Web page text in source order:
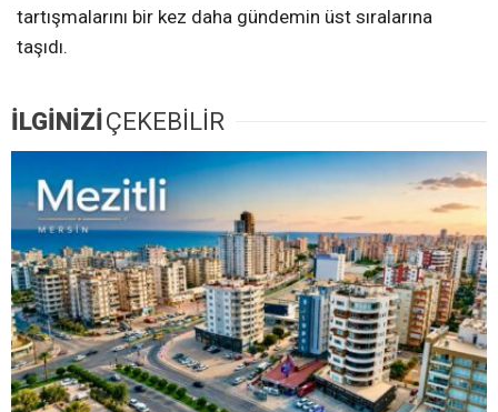
tartışmalarını bir kez daha gündemin üst sıralarına
taşıdı.
İLGİNİZİÇEKEBİLİR